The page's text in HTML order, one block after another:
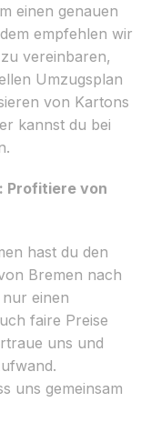
einen genauen
empfehlen wir
vereinbaren,
Umzugsplan
von Kartons
kannst du bei
Profitiere von
hast du den
Bremen nach
einen
faire Preise
uns und
uns gemeinsam